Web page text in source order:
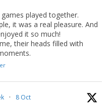
played together.
it was a real pleasure. And
it so much!
their heads filled with
· 8 Oct